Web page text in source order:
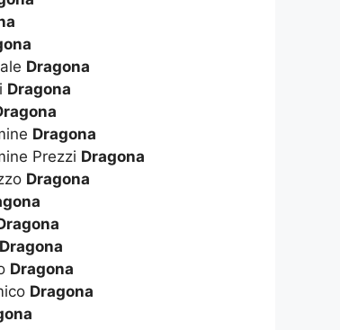
Dragona
Dragona
Dragona
Prezzi Dragona
Dragona
Dragona
Dragona
Dragona